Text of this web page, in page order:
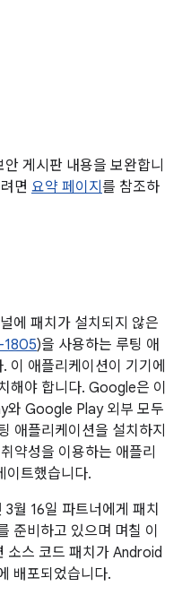
게시판 내용을 보완합니
면 요약 페이지 를 참조하
에 패치가 설치되지 않은
1805)을 사용하는 루팅 애
이 애플리케이션이 기기에
해야 합니다. Google은 이
와 Google Play 외부 모두
애플리케이션을 설치하지
약성을 이용하는 애플리
이트했습니다.
월 16일 파트너에게 패치
준비하고 있으며 며칠 이
소스 코드 패치가 Android
배포되었습니다.